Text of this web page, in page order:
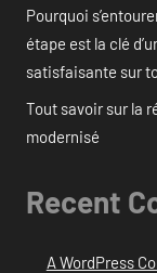
Pourquoi
étape est la clé
satisfaisante sur
Tout savoir sur la
modernisé
Recent
A WordPress